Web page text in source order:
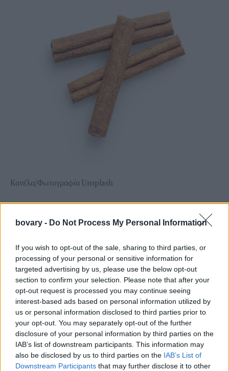
bovary - Do Not Process My Personal Information
If you wish to opt-out of the sale, sharing to third parties, or
processing of your personal or sensitive information for
targeted advertising by us, please use the below opt-out
section to confirm your selection. Please note that after your
opt-out request is processed you may continue seeing
interest-based ads based on personal information utilized by
us or personal information disclosed to third parties prior to
your opt-out. You may separately opt-out of the further
disclosure of your personal information by third parties on the
IAB’s list of downstream participants. This information may
also be disclosed by us to third parties on the IAB’s List of
Downstream Participants that may further disclose it to other
Κανέλα/Φωτογραφία Unsplash